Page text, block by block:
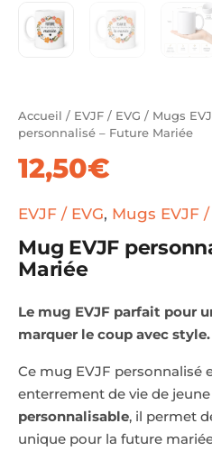
Accueil / EVJF / EVG / Mugs
personnalisé – Future Mariée
12,50€
EVJF / EVG, Mugs EVJF /
Mug EVJF
Mariée
Le mug EVJF parfait pour
marquer le coup avec style.
Ce mug EVJF personnalisé
enterrement de vie de jeune
personnalisable, il permet
unique pour la future